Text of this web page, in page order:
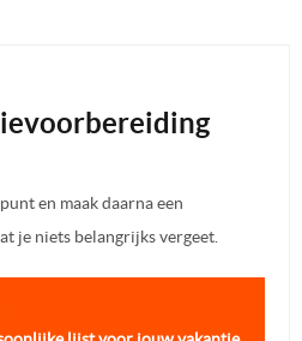
en maak daarna een
je niets belangrijks vergeet.